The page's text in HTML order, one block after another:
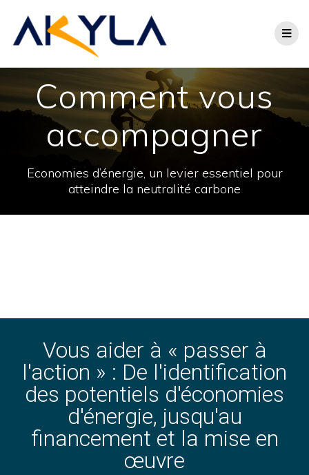
Comment vous
accompagner
Economies d’énergie, un levier essentiel pour
atteindre la neutralité carbone
Vous aider à « passer à
l'action » : De l'identification
des potentiels d'économies
d'énergie, jusqu'au
financement et la mise en
œuvre